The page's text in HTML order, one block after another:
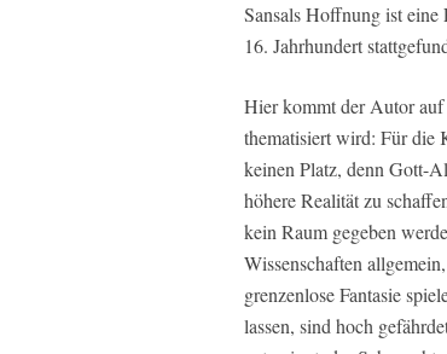
Sansals Hoffnung ist
16. Jahrhundert
Hier kommt der Autor auf
thematisiert wird: Für die
keinen Platz, denn Gott-
höhere Realität zu
kein Raum gegeben
Wissenschaften
grenzenlose Fantasie
lassen, sind hoch